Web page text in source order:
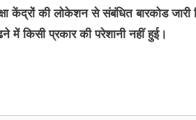
केंद्रों की लोकेशन से संबंधित बारकोड
किसी प्रकार की परेशानी नहीं हुई।